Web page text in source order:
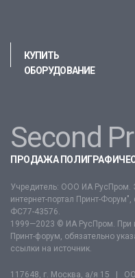
КУПИТЬ
ОБОРУДОВАНИЕ
Second
ПРОДАЖА
Учредитель: ООО ИА РусПром.
интернет-портал Принт-
ФС77-43576.
1999—2023 © ИА РусПром. При
Принт-форум, обязательно
ссылки на источник.
117648, г. Москва, а/я 15 |